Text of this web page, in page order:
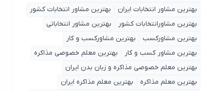
بهترین مشاور انتخابات ایران
بهترین مشاور انتخابات کشور
بهترین مشاورانتخابات کشور
بهترین مشاور انتخاباتی
بهترین مشاورکسب
بهترین مشاورکسب و کار
بهترین مشاور کسب و کار
بهترین معلم خصوصی مذاکره
بهترین معلم خصوصی مذاکره و زبان بدن ایران
بهترین معلم مذاکره
بهترین معلم مذاکره ایران